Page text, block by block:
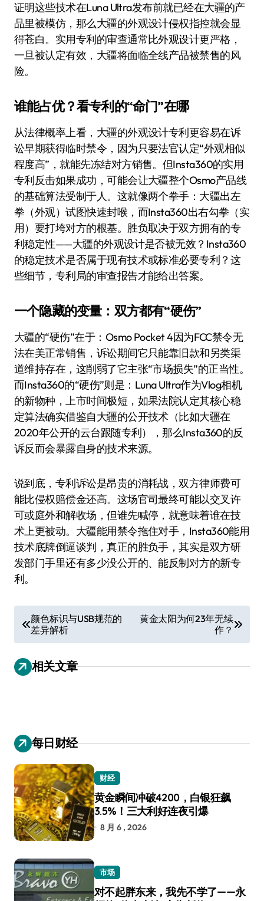
证明这些技术在Luna Ultra发布前就已经在大疆的产
品里被模仿，那么大疆的外观设计侵权指控就会显
得苍白。实用专利的审查通常比外观设计更严格，
一旦被认定有效，大疆将面临全线产品被禁售的风
险。
谁能占优？看专利的“命门”在哪
从法律概率上看，大疆的外观设计专利更容易在诉
讼早期获得临时禁令，因为只要法官认定“外观相似
程度高”，就能先冻结对方销售。但Insta360的实用
专利反击如果成功，可能会让大疆整个Osmo产品线
的基础算法受制于人。这就像两个拳手：大疆出左
拳（外观）试图快速封喉，而Insta360出右勾拳（实
用）要打垮对方的根基。胜负取决于双方拥有的专
利稳定性——大疆的外观设计是否被无效？Insta360
的稳定技术是否属于现有技术或标准必要专利？这
些细节，专利局的审查报告才能给出答案。
一个隐藏的变量：双方都有“硬伤”
大疆的“硬伤”在于：Osmo Pocket 4因为FCC禁令无
法在美正常销售，诉讼期间它只能靠旧款和另类渠
道维持存在，这削弱了它主张“市场损失”的正当性。
而Insta360的“硬伤”则是：Luna Ultra作为Vlog相机
的新物种，上市时间极短，如果法院认定其核心稳
定算法确实借鉴自大疆的公开技术（比如大疆在
2020年公开的云台跟随专利），那么Insta360的反
诉反而会暴露自身的技术来源。
说到底，专利诉讼是昂贵的消耗战，双方律师费可
能比侵权赔偿金还高。这场官司最终可能以交叉许
可或庭外和解收场，但谁先喊停，就意味着谁在技
术上更被动。大疆能用禁令拖住对手，Insta360能用
技术底牌倒逼谈判，真正的胜负手，其实是双方研
发部门手里还有多少没公开的、能反制对方的新专
利。
章
导
航
颜色标识与USB规范的
差异解析
黄金太阳为何23年无续
作？
相关文章
每日财经
财经
黄金瞬间冲破4200，白银狂飙
3.5%！三大利好连夜引爆
8 月 6 , 2026
市场
对不起胖东来，我先不学了——永